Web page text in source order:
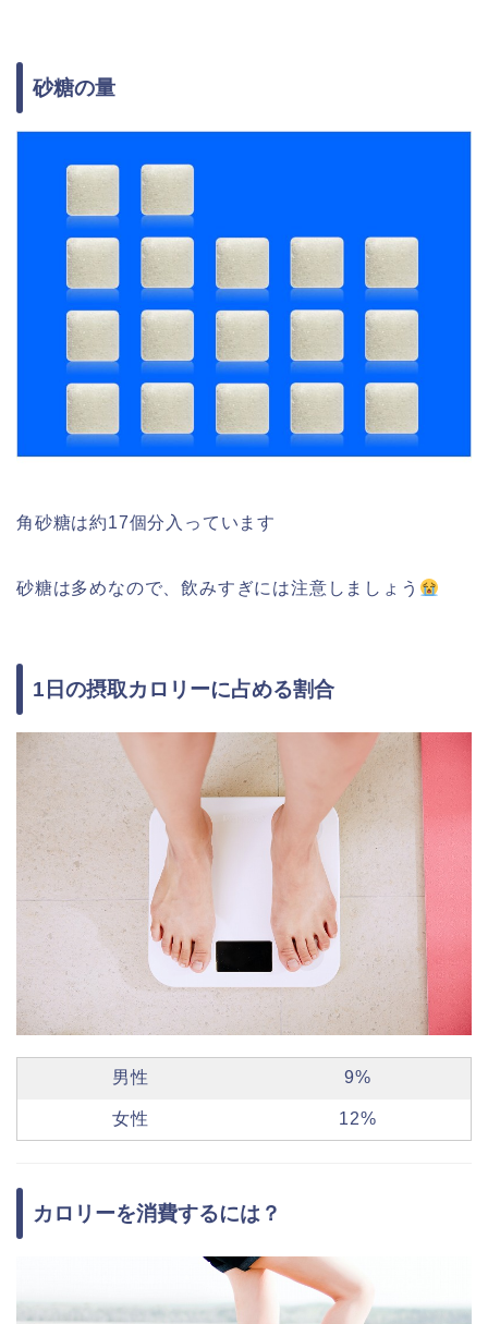
砂糖の量
角砂糖は約17個分入っています
砂糖は多めなので、飲みすぎには注意しましょう
1日の摂取カロリーに占める割合
男性 9%
女性 12%
カロリーを消費するには？